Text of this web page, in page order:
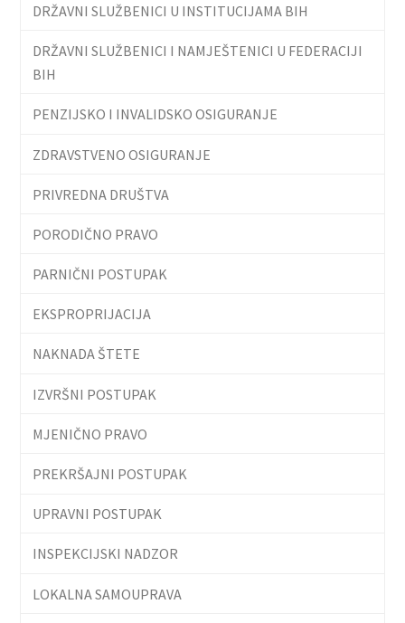
DRŽAVNI SLUŽBENICI U INSTITUCIJAMA BIH
DRŽAVNI SLUŽBENICI I NAMJEŠTENICI U FEDERACIJI
BIH
PENZIJSKO I INVALIDSKO OSIGURANJE
ZDRAVSTVENO OSIGURANJE
PRIVREDNA DRUŠTVA
PORODIČNO PRAVO
PARNIČNI POSTUPAK
EKSPROPRIJACIJA
NAKNADA ŠTETE
IZVRŠNI POSTUPAK
MJENIČNO PRAVO
PREKRŠAJNI POSTUPAK
UPRAVNI POSTUPAK
INSPEKCIJSKI NADZOR
LOKALNA SAMOUPRAVA